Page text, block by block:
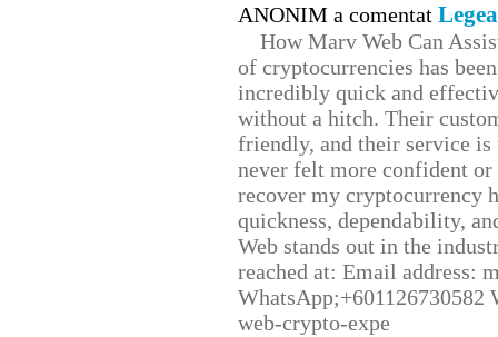
ANONIM a comentat
How Marv Web Can
of cryptocurrencies has
incredibly quick and
without a hitch. Their
friendly, and their service
never felt more confident
recover my cryptocurrency
quickness, dependability,
Web stands out in the
reached at: Email address:
web-crypto-expe